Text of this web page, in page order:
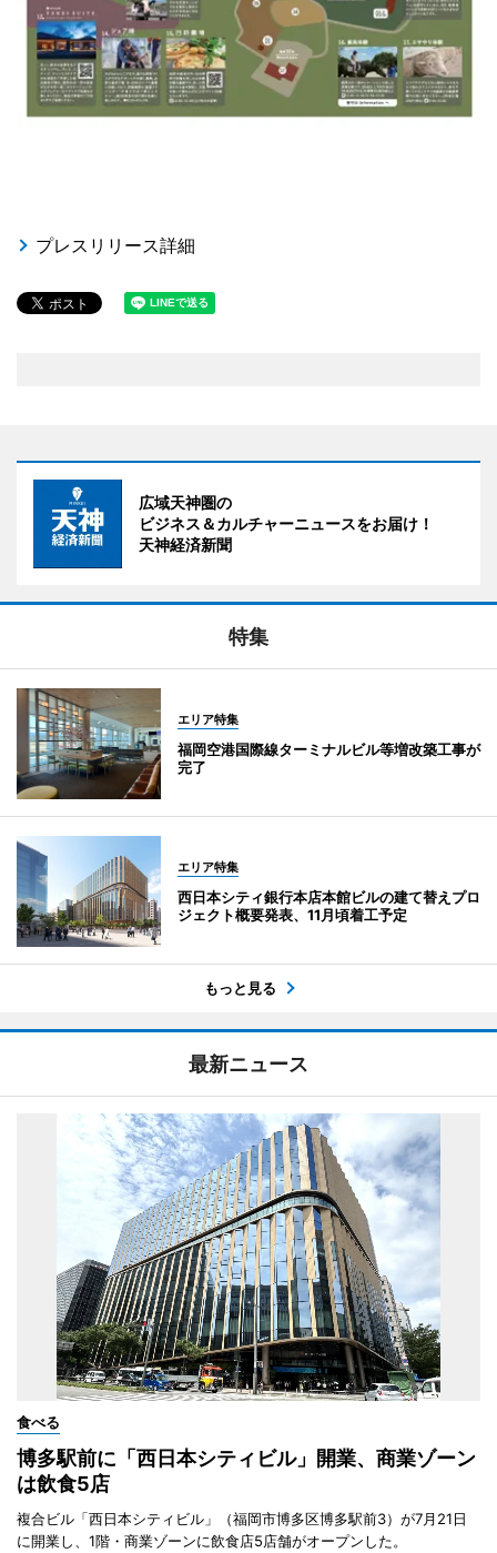
プレスリリース詳細
広域天神圏の
ビジネス＆カルチャーニュースをお届け！
天神経済新聞
特集
エリア特集
福岡空港国際線ターミナルビル等増改築工事が
完了
エリア特集
西日本シティ銀行本店本館ビルの建て替えプロ
ジェクト概要発表、11月頃着工予定
もっと見る
最新ニュース
食べる
博多駅前に「西日本シティビル」開業、商業ゾーン
は飲食5店
複合ビル「西日本シティビル」（福岡市博多区博多駅前3）が7月21日
に開業し、1階・商業ゾーンに飲食店5店舗がオープンした。